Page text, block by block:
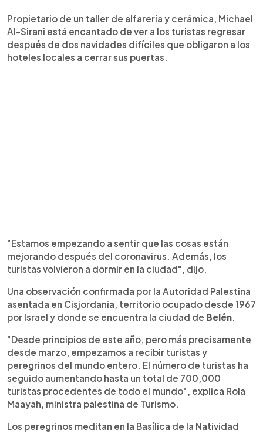
Propietario de un taller de alfarería y cerámica, Michael
Al-Sirani está encantado de ver a los turistas regresar
después de dos navidades difíciles que obligaron a los
hoteles locales a cerrar sus puertas.
"Estamos empezando a sentir que las cosas están
mejorando después del coronavirus. Además, los
turistas volvieron a dormir en la ciudad", dijo.
Una observación confirmada por la Autoridad Palestina
asentada en Cisjordania, territorio ocupado desde 1967
por Israel y donde se encuentra la ciudad de Belén.
"Desde principios de este año, pero más precisamente
desde marzo, empezamos a recibir turistas y
peregrinos del mundo entero. El número de turistas ha
seguido aumentando hasta un total de 700,000
turistas procedentes de todo el mundo", explica Rola
Maayah, ministra palestina de Turismo.
Los peregrinos meditan en la Basílica de la Natividad